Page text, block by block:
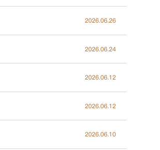
2026.06.26
2026.06.24
2026.06.12
2026.06.12
2026.06.10